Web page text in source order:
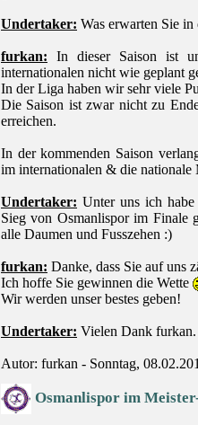
Undertaker: Was erwarten Sie
furkan: In dieser Saison ist
internationalen nicht wie geplant
In der Liga haben wir sehr viele
Die Saison ist zwar nicht zu
erreichen.
In der kommenden Saison
im internationalen & die nationale
Undertaker: Unter uns ich habe
Sieg von Osmanlispor im Finale
alle Daumen und Fusszehen :)
furkan: Danke, dass Sie auf uns
Ich hoffe Sie gewinnen die Wette
Wir werden unser bestes geben!
Undertaker: Vielen Dank furkan.
Autor: furkan - Sonntag,
Osmanlispor im